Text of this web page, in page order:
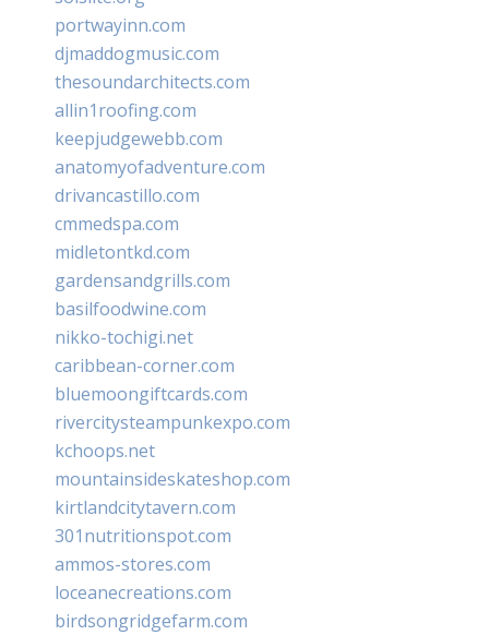
portwayinn.com
djmaddogmusic.com
thesoundarchitects.com
allin1roofing.com
keepjudgewebb.com
anatomyofadventure.com
drivancastillo.com
cmmedspa.com
midletontkd.com
gardensandgrills.com
basilfoodwine.com
nikko-tochigi.net
caribbean-corner.com
bluemoongiftcards.com
rivercitysteampunkexpo.com
kchoops.net
mountainsideskateshop.com
kirtlandcitytavern.com
301nutritionspot.com
ammos-stores.com
loceanecreations.com
birdsongridgefarm.com